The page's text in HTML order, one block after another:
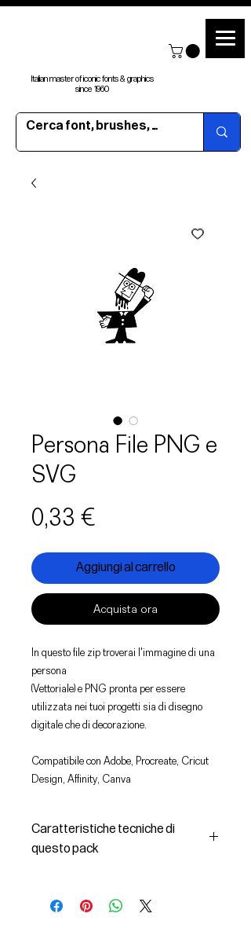
Italian master of iconic fonts & graphics
since 1960
Persona File PNG e
SVG
0,33 €
Aggiungi al carrello
Acquista ora
In questo file zip troverai l'immagine di una
persona
(Vettoriale) e PNG pronta per essere
utilizzata nei tuoi progetti sia di disegno
digitale che di decorazione.
Compatibile con Adobe, Procreate, Cricut
Design, Affinity, Canva
Caratteristiche tecniche di
questo pack
- le immagini descritte in formato